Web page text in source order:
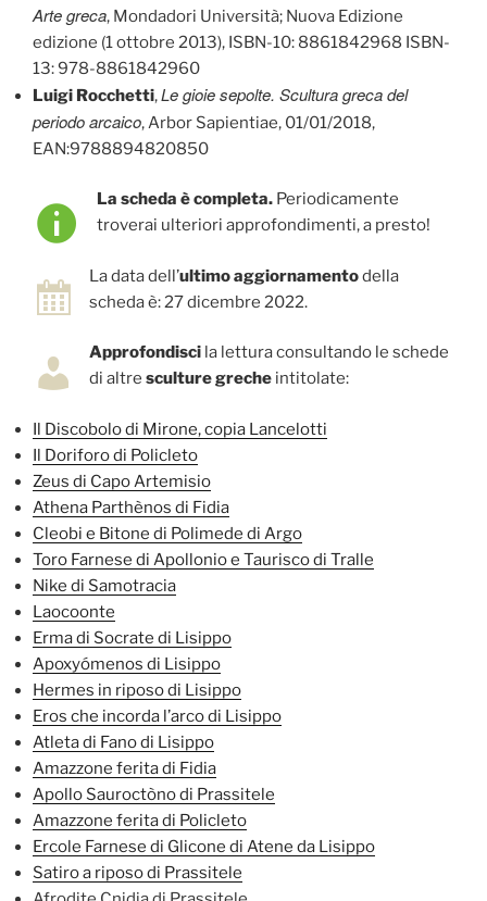
Arte greca, Mondadori Università; Nuova Edizione
edizione (1 ottobre 2013), ISBN-10: 8861842968 ISBN-
13: 978-8861842960
Luigi Rocchetti,Le gioie sepolte. Scultura greca del
periodo arcaico, Arbor Sapientiae, 01/01/2018,
EAN:9788894820850
La scheda è completa. Periodicamente
troverai ulteriori approfondimenti, a presto!
La data dell’ultimo aggiornamentodella
scheda è: 27 dicembre 2022.
Approfondisci la lettura consultando le schede
di altre sculture greche intitolate:
Il Discobolo di Mirone, copia Lancelotti
Il Doriforo di Policleto
Zeus di Capo Artemisio
Athena Parthènos di Fidia
Cleobi e Bitone di Polimede di Argo
Toro Farnese di Apollonio e Taurisco di Tralle
Nike di Samotracia
Laocoonte
Erma di Socrate di Lisippo
Apoxyómenos di Lisippo
Hermes in riposo di Lisippo
Eros che incorda l’arco di Lisippo
Atleta di Fano di Lisippo
Amazzone ferita di Fidia
Apollo Sauroctòno di Prassitele
Amazzone ferita di Policleto
Ercole Farnese di Glicone di Atene da Lisippo
Satiro a riposo di Prassitele